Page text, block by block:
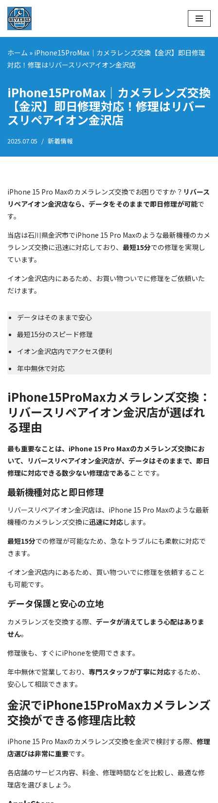
コ
ン
テ
ン
へ
ス
ッ
ホーム » iPhone15ProMax｜カメラレンズ交換【金沢】即日修理
対応！修理はリバースリペアイオン金沢店
iPhone15ProMax｜カメラレンズ交換
【金沢】即日修理対応！修理はリバー
スリペアイオン金沢店
2025.07.05 新着情報
iPhone 15 Pro Maxのカメラレンズ交換でお困りですか？ リバース
リペアイオン金沢店なら、データをそのままで即日修理が可能で
す。
当店は石川県金沢市でiPhone 15 Pro Maxのような最新機種のカメ
ラレンズ交換に迅速に対応しており、 最短15分での修理を実現し
ています。
イオン金沢店内にあるため、お買い物ついでに修理をご依頼いた
だけます。
データはそのままで安心
最短15分のスピード修理
イオン金沢店内でアクセス便利
年中無休で対応
iPhone15ProMaxカメラレンズ交換：
リバースリペアイオン金沢店が選ばれ
る理由
最も重要なことは、iPhone 15 Pro Maxのカメラレンズ交換にお
いて、リバースリペアイオン金沢店が、データはそのままで、即日
修理に対応できる数少ない修理店であることです。
最新機種対応と即日修理
リバースリペアイオン金沢店は、iPhone 15 Pro Maxのような最新
機種のカメラレンズ交換に迅速に対応します。
最短15分での修理が可能なため、急なトラブルにも柔軟に対応で
きます。
イオン金沢店内にあるため、買い物ついでに修理を依頼すること
も可能です。
データ保護と安心の立地
カメラレンズを交換する際、 データが消えてしまう心配はありま
せん。
修理後も、すぐにiPhoneを使用できます。
年中無休で営業しており、 専門スタッフが丁寧に対応するため、
安心して相談できます。
金沢でiPhone15ProMaxカメラレンズ
交換ができる修理店比較
iPhone 15 Pro Maxのカメラレンズ交換を金沢で検討する際、 修理
店選びは非常に重要です。
各店舗のサービス内容、料金、修理時間などを比較し、最適な修
理店を選びましょう。